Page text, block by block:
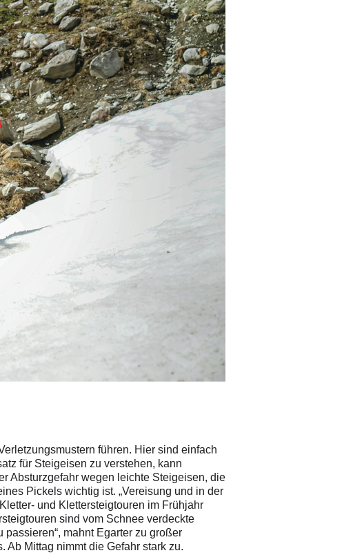
führen. Hier sind einfach
für Steigeisen zu verstehen, kann
Absturzgefahr wegen leichte Steigeisen, die
Pickels wichtig ist. „Vereisung und in der
und Klettersteigtouren im Frühjahr
sind vom Schnee verdeckte
mahnt Egarter zu großer
Ab Mittag nimmt die Gefahr stark zu.